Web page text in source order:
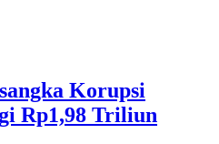
Korupsi
Rp1,98 Triliun